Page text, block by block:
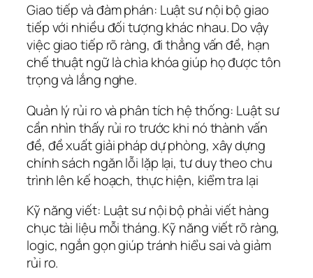
Giao tiếp và đàm phán: Luật sư nội bộ giao
tiếp với nhiều đối tượng khác nhau. Do vậy
việc giao tiếp rõ ràng, đi thẳng vấn đề, hạn
chế thuật ngữ là chìa khóa giúp họ được tôn
trọng và lắng nghe.
Quản lý rủi ro và phân tích hệ thống: Luật sư
cần nhìn thấy rủi ro trước khi nó thành vấn
đề, đề xuất giải pháp dự phòng, xây dựng
chính sách ngăn lỗi lặp lại, tư duy theo chu
trình lên kế hoạch, thực hiện, kiểm tra lại
Kỹ năng viết: Luật sư nội bộ phải viết hàng
chục tài liệu mỗi tháng. Kỹ năng viết rõ ràng,
logic, ngắn gọn giúp tránh hiểu sai và giảm
rủi ro.